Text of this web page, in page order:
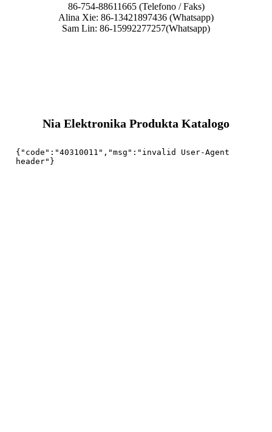
86-754-88611665 (Telefono / Faks)
Alina Xie: 86-13421897436 (Whatsapp)
Sam Lin: 86-15992277257(Whatsapp)
Nia Elektronika Produkta Katalogo